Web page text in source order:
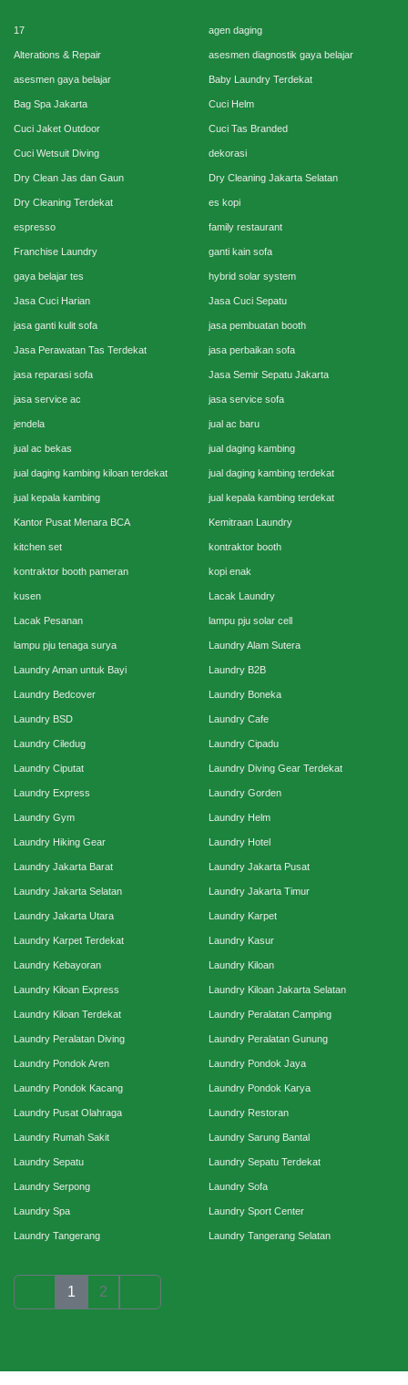
17 agen daging
Alterations & Repair asesmen diagnostik gaya belajar
asesmen gaya belajar Baby Laundry Terdekat
Bag Spa Jakarta Cuci Helm
Cuci Jaket Outdoor Cuci Tas Branded
Cuci Wetsuit Diving dekorasi
Dry Clean Jas dan Gaun Dry Cleaning Jakarta Selatan
Dry Cleaning Terdekat es kopi
espresso family restaurant
Franchise Laundry ganti kain sofa
gaya belajar tes hybrid solar system
Jasa Cuci Harian Jasa Cuci Sepatu
jasa ganti kulit sofa jasa pembuatan booth
Jasa Perawatan Tas Terdekat jasa perbaikan sofa
jasa reparasi sofa Jasa Semir Sepatu Jakarta
jasa service ac jasa service sofa
jendela jual ac baru
jual ac bekas jual daging kambing
jual daging kambing kiloan terdekat jual daging kambing terdekat
jual kepala kambing jual kepala kambing terdekat
Kantor Pusat Menara BCA Kemitraan Laundry
kitchen set kontraktor booth
kontraktor booth pameran kopi enak
kusen Lacak Laundry
Lacak Pesanan lampu pju solar cell
lampu pju tenaga surya Laundry Alam Sutera
Laundry Aman untuk Bayi Laundry B2B
Laundry Bedcover Laundry Boneka
Laundry BSD Laundry Cafe
Laundry Ciledug Laundry Cipadu
Laundry Ciputat Laundry Diving Gear Terdekat
Laundry Express Laundry Gorden
Laundry Gym Laundry Helm
Laundry Hiking Gear Laundry Hotel
Laundry Jakarta Barat Laundry Jakarta Pusat
Laundry Jakarta Selatan Laundry Jakarta Timur
Laundry Jakarta Utara Laundry Karpet
Laundry Karpet Terdekat Laundry Kasur
Laundry Kebayoran Laundry Kiloan
Laundry Kiloan Express Laundry Kiloan Jakarta Selatan
Laundry Kiloan Terdekat Laundry Peralatan Camping
Laundry Peralatan Diving Laundry Peralatan Gunung
Laundry Pondok Aren Laundry Pondok Jaya
Laundry Pondok Kacang Laundry Pondok Karya
Laundry Pusat Olahraga Laundry Restoran
Laundry Rumah Sakit Laundry Sarung Bantal
Laundry Sepatu Laundry Sepatu Terdekat
Laundry Serpong Laundry Sofa
Laundry Spa Laundry Sport Center
Laundry Tangerang Laundry Tangerang Selatan
1 2